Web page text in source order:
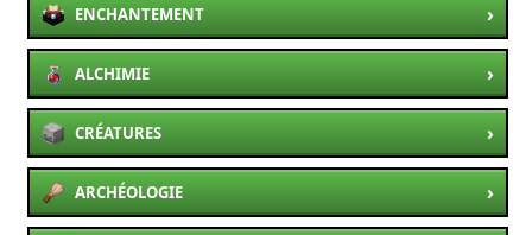
ENCHANTEMENT ›
ALCHIMIE ›
CRÉATURES ›
ARCHÉOLOGIE ›